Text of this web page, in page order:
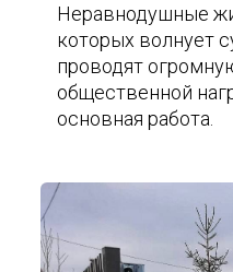
Неравнодушные
которых волнует
проводят
общественной
основная работа.